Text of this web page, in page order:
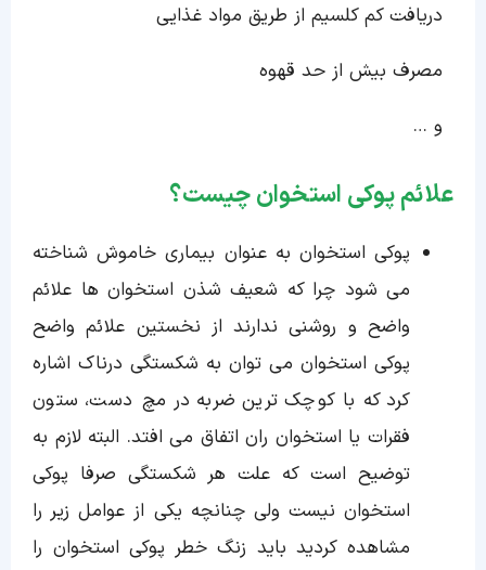
دریافت کم کلسیم از طریق مواد غذایی
مصرف بیش از حد قهوه
و …
علائم پوکی استخوان چیست؟
پوکی استخوان به عنوان بیماری خاموش شناخته
می شود چرا که شعیف شذن استخوان ها علائم
واضح و روشنی ندارند از نخستین علائم واضح
پوکی استخوان می توان به شکستگی درناک اشاره
کرد که با کوچک ترین ضربه در مچ دست، ستون
فقرات یا استخوان ران اتفاق می افتد. البته لازم به
توضیح است که علت هر شکستگی صرفا پوکی
استخوان نیست ولی چنانچه یکی از عوامل زیر را
مشاهده کردید باید زنگ خطر پوکی استخوان را